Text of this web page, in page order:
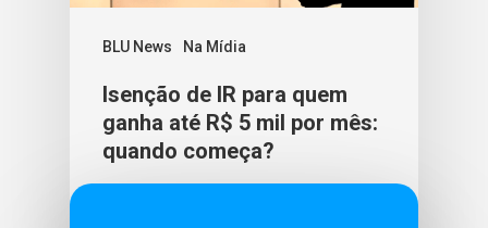
BLU News Na Mídia
Isenção de IR para quem
ganha até R$ 5 mil por mês:
quando começa?